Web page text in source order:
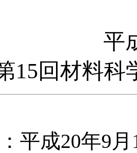
平
15回材料科
成20年9月